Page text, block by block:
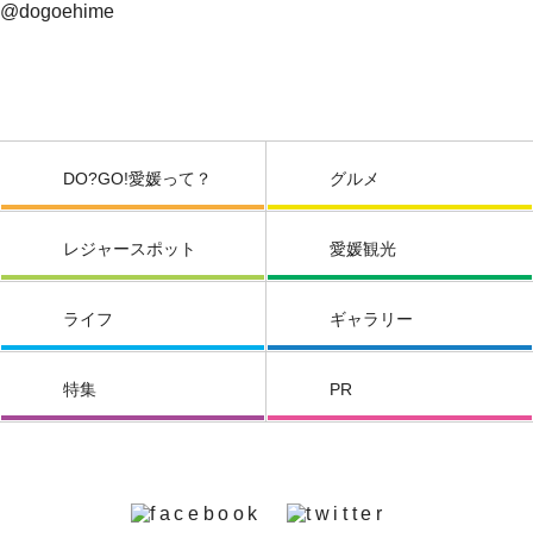
@dogoehime
DO?GO!愛媛って？ グルメ
レジャースポット 愛媛観光
ライフ ギャラリー
特集 PR